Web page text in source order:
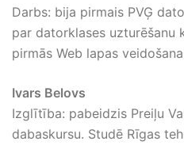
Darbs: bija pirmais PVĢ
par datorklases uzturēšanu
pirmās Web lapas
Ivars Belovs
Izglītība: pabeidzis Preiļu
dabaskursu. Studē Rīgas